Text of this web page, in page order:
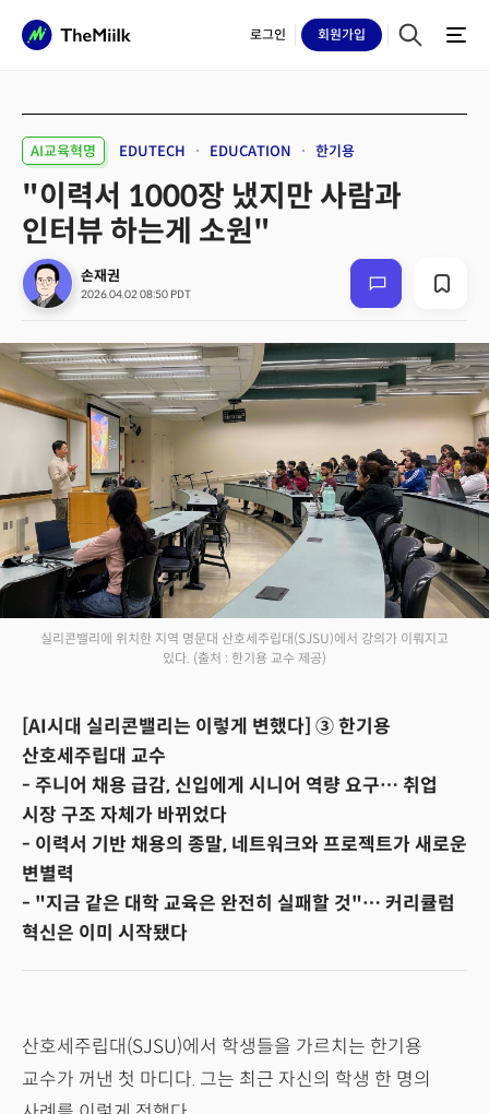
로그인 회원가입
AI교육혁명 EDUTECH EDUCATION 한기용
"이력서 1000장 냈지만 사람과
인터뷰 하는게 소원"
손재권
2026.04.02 08:50 PDT
실리콘밸리에 위치한 지역 명문대 산호세주립대(SJSU)에서 강의가 이뤄지고
있다. (출처 : 한기용 교수 제공)
[AI시대 실리콘밸리는 이렇게 변했다] ③ 한기용
산호세주립대 교수
- 주니어 채용 급감, 신입에게 시니어 역량 요구… 취업
시장 구조 자체가 바뀌었다
- 이력서 기반 채용의 종말, 네트워크와 프로젝트가 새로운
변별력
- "지금 같은 대학 교육은 완전히 실패할 것"… 커리큘럼
혁신은 이미 시작됐다
산호세주립대(SJSU)에서 학생들을 가르치는 한기용
교수가 꺼낸 첫 마디다. 그는 최근 자신의 학생 한 명의